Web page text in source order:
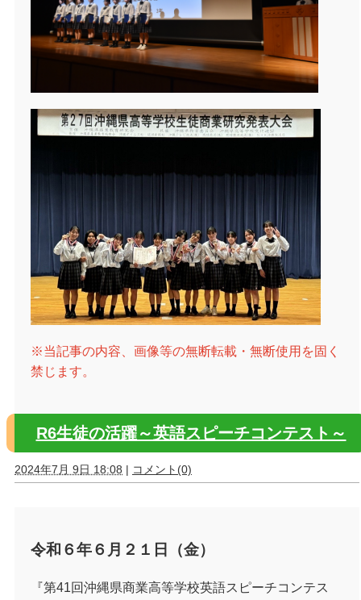
※当記事の内容、画像等の無断転載・無断使用を固く
禁じます。
R6生徒の活躍～英語スピーチコンテスト～
2024年7月 9日 18:08 | コメント(0)
令和６年６月２１日（金）
『第41回沖縄県商業高等学校英語スピーチコンテス